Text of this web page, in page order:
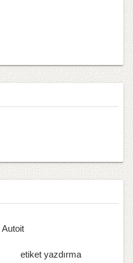
Autoit
etiket yazdırma